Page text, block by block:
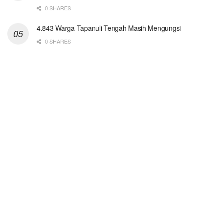
0 SHARES
4.843 Warga Tapanuli Tengah Masih Mengungsi
0 SHARES